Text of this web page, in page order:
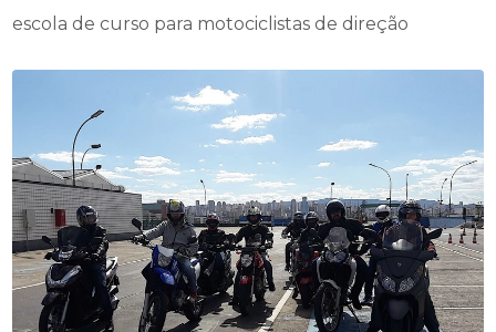
escola de curso para motociclistas de direção